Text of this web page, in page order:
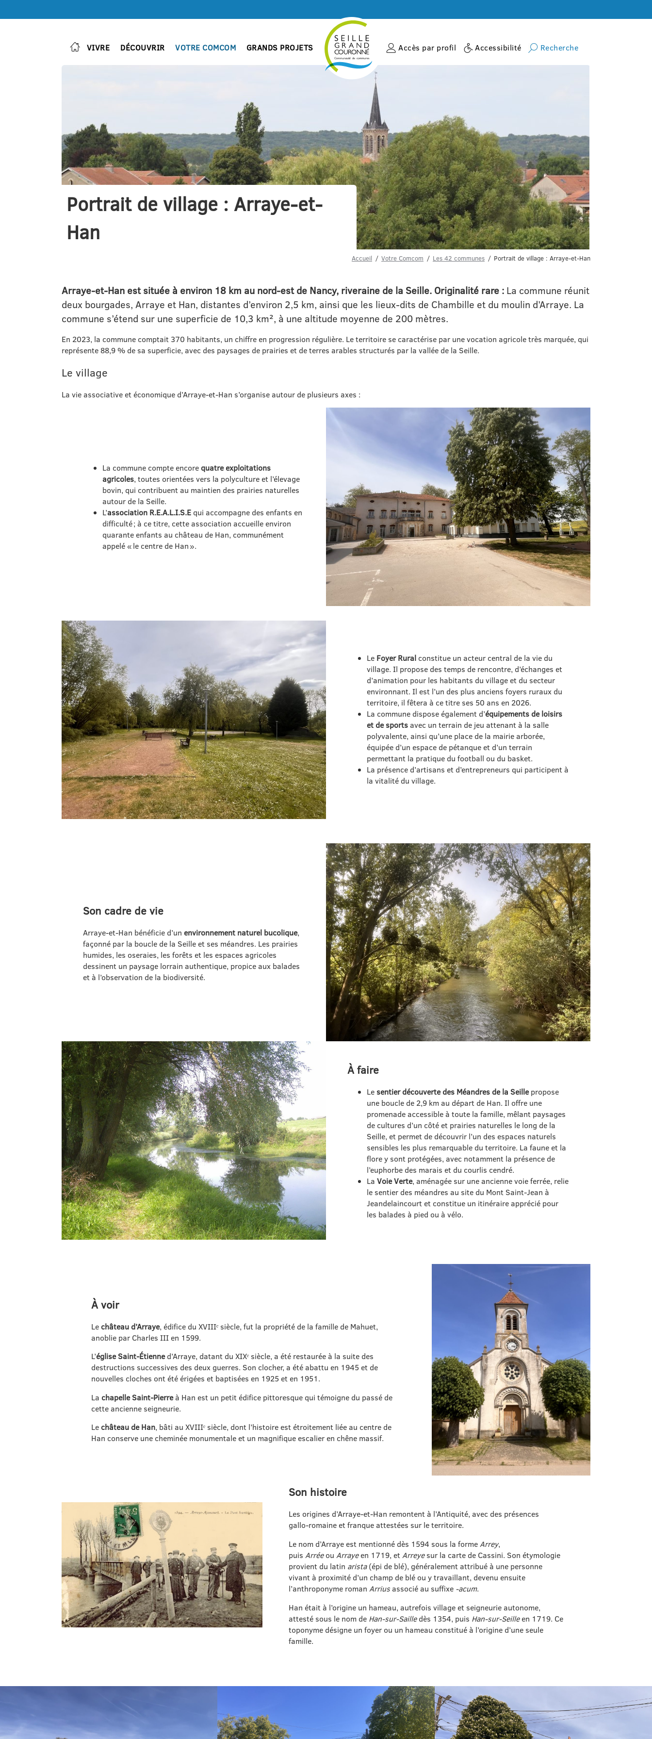
VIVRE DÉCOUVRIR VOTRE COMCOM GRANDS PROJETS Accès par profil Accessibilité Recherche
Portrait de village : Arraye-et-
Han
Accueil Votre Comcom Les 42 communes Portrait de village : Arraye-et-Han
Arraye-et-Han est située à environ 18 km au nord-est de Nancy, riveraine de la Seille. Originalité rare : La commune réunit
deux bourgades, Arraye et Han, distantes d’environ 2,5 km, ainsi que les lieux‑dits de Chambille et du moulin d’Arraye. La
commune s’étend sur une superficie de 10,3 km², à une altitude moyenne de 200 mètres.
En 2023, la commune comptait 370 habitants, un chiffre en progression régulière. Le territoire se caractérise par une vocation agricole très marquée, qui
représente 88,9 % de sa superficie, avec des paysages de prairies et de terres arables structurés par la vallée de la Seille.
Le village
La vie associative et économique d’Arraye‑et‑Han s’organise autour de plusieurs axes :
La commune compte encore quatre exploitations
agricoles, toutes orientées vers la polyculture et l’élevage
bovin, qui contribuent au maintien des prairies naturelles
autour de la Seille.
L’association R.E.A.L.I.S.Equi accompagne des enfants en
difficulté ; à ce titre, cette association accueille environ
quarante enfants au château de Han, communément
appelé « le centre de Han ».
LeFoyer Ruralconstitue un acteur central de la vie du
village. Il propose des temps de rencontre, d’échanges et
d’animation pour les habitants du village et du secteur
environnant. Il est l’un des plus anciens foyers ruraux du
territoire, il fêtera à ce titre ses 50 ans en 2026.
La commune dispose également d’équipements de loisirs
et de sportsavec un terrain de jeu attenant à la salle
polyvalente, ainsi qu’une place de la mairie arborée,
équipée d’un espace de pétanque et d’un terrain
permettant la pratique du football ou du basket.
La présence d’artisans et d’entrepreneurs qui participent à
la vitalité du village.
Son cadre de vie
Arraye‑et‑Han bénéficie d’un environnement naturel bucolique,
façonné par la boucle de la Seille et ses méandres. Les prairies
humides, les oseraies, les forêts et les espaces agricoles
dessinent un paysage lorrain authentique, propice aux balades
et à l’observation de la biodiversité.
À faire
Lesentier découverte des Méandres de la Seillepropose
une boucle de 2,9 km au départ de Han. Il offre une
promenade accessible à toute la famille, mêlant paysages
de cultures d’un côté et prairies naturelles le long de la
Seille, et permet de découvrir l’un des espaces naturels
sensibles les plus remarquable du territoire. La faune et la
flore y sont protégées, avec notamment la présence de
l’euphorbe des marais et du courlis cendré.
La Voie Verte, aménagée sur une ancienne voie ferrée, relie
le sentier des méandres au site du Mont Saint‑Jean à
Jeandelaincourt et constitue un itinéraire apprécié pour
les balades à pied ou à vélo.
À voir
Le château d’Arraye, édifice du XVIIIᵉ siècle, fut la propriété de la famille de Mahuet,
anoblie par Charles III en 1599.
L’église Saint‑Étienned’Arraye, datant du XIXᵉ siècle, a été restaurée à la suite des
destructions successives des deux guerres. Son clocher, a été abattu en 1945 et de
nouvelles cloches ont été érigées et baptisées en 1925 et en 1951.
La chapelle Saint‑Pierreà Han est un petit édifice pittoresque qui témoigne du passé de
cette ancienne seigneurie.
Le château de Han, bâti au XVIIIᵉ siècle, dont l’histoire est étroitement liée au centre de
Han conserve une cheminée monumentale et un magnifique escalier en chêne massif.
Son histoire
Les origines d’Arraye‑et‑Han remontent à l’Antiquité, avec des présences
gallo‑romaine et franque attestées sur le territoire.
Le nom d’Arraye est mentionné dès 1594 sous la formeArrey,
puisArréeouArrayeen 1719, etArreyesur la carte de Cassini. Son étymologie
provient du latin arista(épi de blé), généralement attribué à une personne
vivant à proximité d’un champ de blé ou y travaillant, devenu ensuite
l’anthroponyme romanArrius associé au suffixe ‑acum.
Han était à l’origine un hameau, autrefois village et seigneurie autonome,
attesté sous le nom de Han‑sur‑Sailledès 1354, puis Han‑sur‑Seilleen 1719. Ce
toponyme désigne un foyer ou un hameau constitué à l’origine d’une seule
famille.